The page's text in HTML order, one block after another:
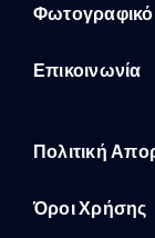
Φωτογραφικό
Επικοινωνία
Πολιτική
Όροι Χρήσης